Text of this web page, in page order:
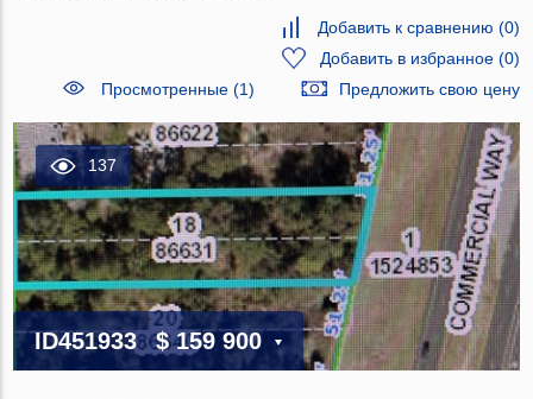
Добавить к сравнению (0)
Добавить в избранное(0)
Просмотренные (1)
Предложить свою цену
137
ID451933 $ 159 900